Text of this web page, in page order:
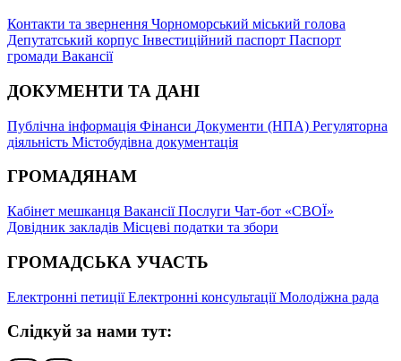
Контакти та звернення Чорноморський міський голова
Депутатський корпус Інвестиційний паспорт Паспорт
громади Вакансії
ДОКУМЕНТИ ТА ДАНІ
Публічна інформація Фінанси Документи (НПА) Регуляторна
діяльність Містобудівна документація
ГРОМАДЯНАМ
Кабінет мешканця ВакансіїПослуги Чат-бот «СВОЇ»
Довідник закладів Місцеві податки та збори
ГРОМАДСЬКА УЧАСТЬ
Електронні петиціїЕлектронні консультаціїМолодіжна рада
Слідкуй за нами тут: